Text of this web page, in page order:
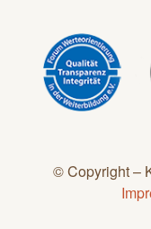
© Copyright –